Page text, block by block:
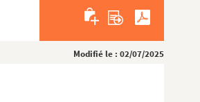
Modifié le : 02/07/2025